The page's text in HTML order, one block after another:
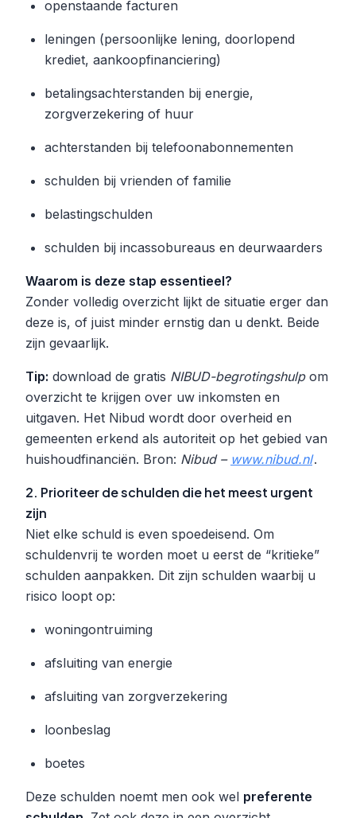
openstaande facturen
leningen (persoonlijke lening, doorlopend
krediet, aankoopfinanciering)
betalingsachterstanden bij energie,
zorgverzekering of huur
achterstanden bij telefoonabonnementen
schulden bij vrienden of familie
belastingschulden
schulden bij incassobureaus en deurwaarders
Waarom is deze stap essentieel?
Zonder volledig overzicht lijkt de situatie erger dan
deze is, of juist minder ernstig dan u denkt. Beide
zijn gevaarlijk.
Tip: download de gratis NIBUD-begrotingshulpom
overzicht te krijgen over uw inkomsten en
uitgaven. Het Nibud wordt door overheid en
gemeenten erkend als autoriteit op het gebied van
huishoudfinanciën. Bron: Nibud – www.nibud.nl.
2. Prioriteer de schulden die het meest urgent
zijn
Niet elke schuld is even spoedeisend. Om
schuldenvrij te worden moet u eerst de “kritieke”
schulden aanpakken. Dit zijn schulden waarbij u
risico loopt op:
woningontruiming
afsluiting van energie
afsluiting van zorgverzekering
loonbeslag
boetes
Deze schulden noemt men ook wel preferente